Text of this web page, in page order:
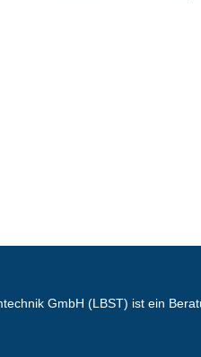
GmbH (LBST) ist ein